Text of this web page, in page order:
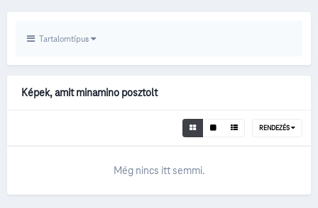
Tartalomtípus
Képek, amit minamino posztolt
RENDEZÉS
Még nincs itt semmi.